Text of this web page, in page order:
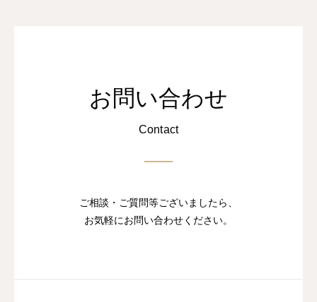
お問い合わせ
Contact
ご相談・ご質問等ございましたら、
お気軽にお問い合わせください。